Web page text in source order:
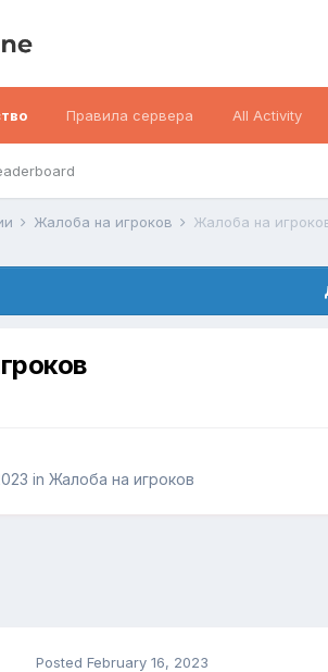
Правила сервера All Activity
Жалоба на игроков Жалоба на
in Жалоба на игроков
Posted February 16, 2023